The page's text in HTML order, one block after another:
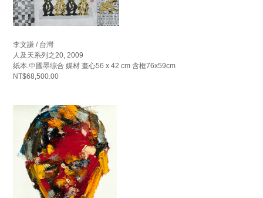
李文謙 / 台灣
人及天系列之20, 2009
紙本.中國墨综合 媒材 畫心56 x 42 cm 含框76x59cm
NT$68,500.00